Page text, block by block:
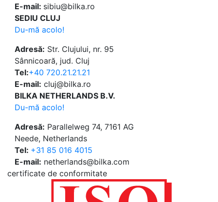
E-mail: sibiu@bilka.ro
SEDIU CLUJ
Du-mă acolo!
Adresă: Str. Clujului, nr. 95
Sânnicoară, jud. Cluj
Tel:+40 720.21.21.21
E-mail: cluj@bilka.ro
BILKA NETHERLANDS B.V.
Du-mă acolo!
Adresă: Parallelweg 74, 7161 AG
Neede, Netherlands
Tel: +31 85 016 4015
E-mail: netherlands@bilka.com
certificate de conformitate